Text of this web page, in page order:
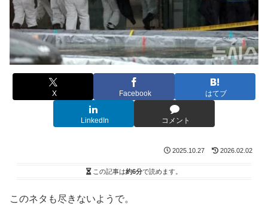
X Facebook はてブ
LinkedIn コメント
2025.10.27 2026.02.02
この記事は約6分で読めます。
このネタも尽きないようで。